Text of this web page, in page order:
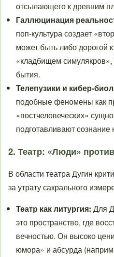
отсылающего к древним
Галлюцинация
поп-культура создает
может быть либо дорогой
«кладбищем
бытия.
Телепузики и кибер-
подобные феномены как
«постчеловеческих»
подготавливают сознание
2. Театр: «Люди»
В области театра Дугин
за утрату сакрального
Театр как литургия: Для
это пространство, где
вечностью. Он высоко
юмора» и абсурда